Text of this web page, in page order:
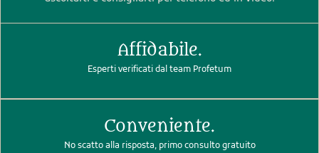
Affidabile.
Esperti verificati dal team Profetum
Conveniente.
No scatto alla risposta, primo consulto gratuito